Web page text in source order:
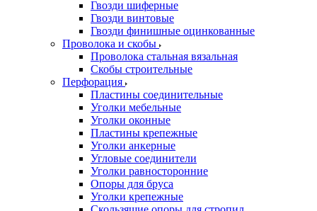
Гвозди шиферные
Гвозди винтовые
Гвозди финишные оцинкованные
Проволока и скобы
Проволока стальная вязальная
Скобы строительные
Перфорация
Пластины соединительные
Уголки мебельные
Уголки оконные
Пластины крепежные
Уголки анкерные
Угловые соединители
Уголки равносторонние
Опоры для бруса
Уголки крепежные